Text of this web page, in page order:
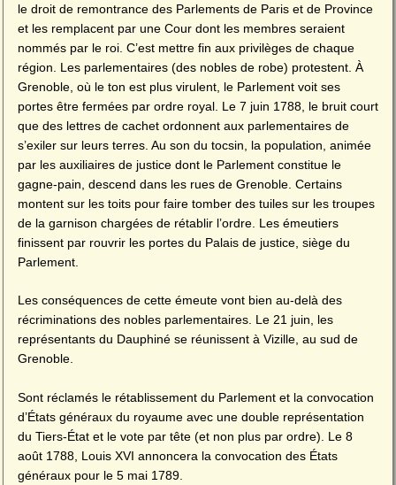
le droit de remontrance des Parlements de Paris et de Province
et les remplacent par une Cour dont les membres seraient
nommés par le roi. C’est mettre fin aux privilèges de chaque
région. Les parlementaires (des nobles de robe) protestent. À
Grenoble, où le ton est plus virulent, le Parlement voit ses
portes être fermées par ordre royal. Le 7 juin 1788, le bruit court
que des lettres de cachet ordonnent aux parlementaires de
s’exiler sur leurs terres. Au son du tocsin, la population, animée
par les auxiliaires de justice dont le Parlement constitue le
gagne-pain, descend dans les rues de Grenoble. Certains
montent sur les toits pour faire tomber des tuiles sur les troupes
de la garnison chargées de rétablir l’ordre. Les émeutiers
finissent par rouvrir les portes du Palais de justice, siège du
Parlement.
Les conséquences de cette émeute vont bien au-delà des
récriminations des nobles parlementaires. Le 21 juin, les
représentants du Dauphiné se réunissent à Vizille, au sud de
Grenoble.
Sont réclamés le rétablissement du Parlement et la convocation
d’États généraux du royaume avec une double représentation
du Tiers-État et le vote par tête (et non plus par ordre). Le 8
août 1788, Louis XVI annoncera la convocation des États
généraux pour le 5 mai 1789.